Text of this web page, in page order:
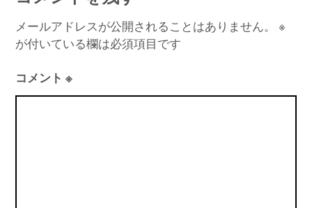
ビ
ゲ
ー
シ
ョ
メールアドレスが公開されることはありません。
※
が付いている欄は必須項目です
コメント※